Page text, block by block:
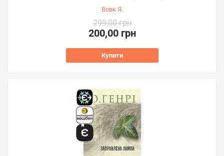
Вовк Я.
299,00 грн
200,00 грн
Купити